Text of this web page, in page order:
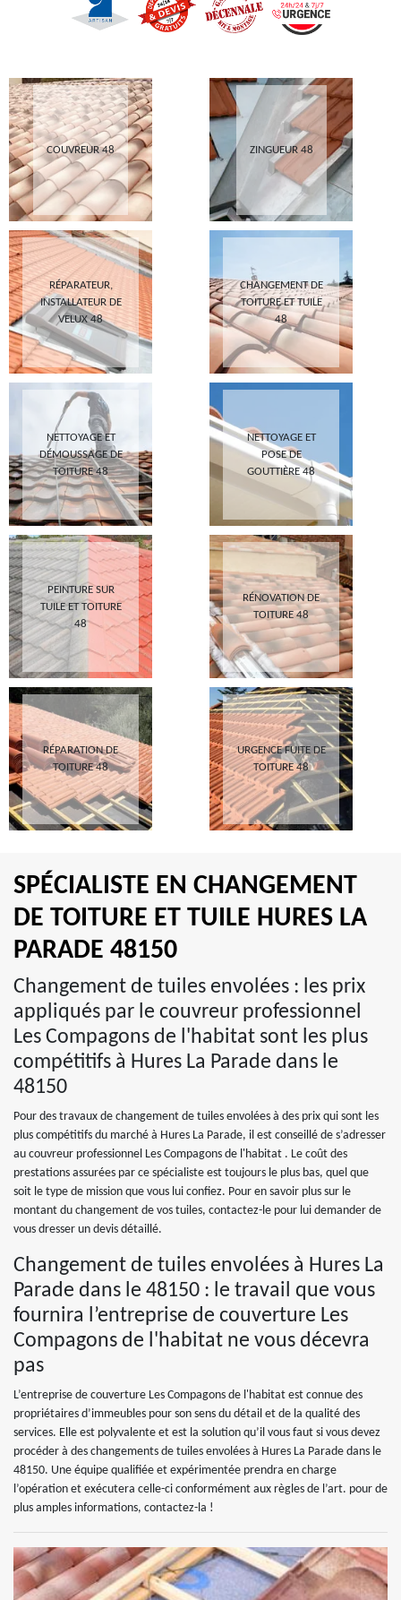
COUVREUR 48 ZINGUEUR 48
RÉPARATEUR,
INSTALLATEUR DE
VELUX 48
CHANGEMENT DE
TOITURE ET TUILE
48
NETTOYAGE ET
DÉMOUSSAGE DE
TOITURE 48
NETTOYAGE ET
POSE DE
GOUTTIÈRE 48
PEINTURE SUR
TUILE ET TOITURE
48
RÉNOVATION DE
TOITURE 48
RÉPARATION DE
TOITURE 48
URGENCE FUITE DE
TOITURE 48
SPÉCIALISTE EN CHANGEMENT
DE TOITURE ET TUILE HURES LA
PARADE 48150
Changement de tuiles envolées : les prix
appliqués par le couvreur professionnel
Les Compagons de l'habitat sont les plus
compétitifs à Hures La Parade dans le
48150
Pour des travaux de changement de tuiles envolées à des prix qui sont les
plus compétitifs du marché à Hures La Parade, il est conseillé de s’adresser
au couvreur professionnel Les Compagons de l'habitat . Le coût des
prestations assurées par ce spécialiste est toujours le plus bas, quel que
soit le type de mission que vous lui confiez. Pour en savoir plus sur le
montant du changement de vos tuiles, contactez-le pour lui demander de
vous dresser un devis détaillé.
Changement de tuiles envolées à Hures La
Parade dans le 48150 : le travail que vous
fournira l’entreprise de couverture Les
Compagons de l'habitat ne vous décevra
pas
L’entreprise de couverture Les Compagons de l'habitat est connue des
propriétaires d’immeubles pour son sens du détail et de la qualité des
services. Elle est polyvalente et est la solution qu’il vous faut si vous devez
procéder à des changements de tuiles envolées à Hures La Parade dans le
48150. Une équipe qualifiée et expérimentée prendra en charge
l’opération et exécutera celle-ci conformément aux règles de l’art. pour de
plus amples informations, contactez-la !